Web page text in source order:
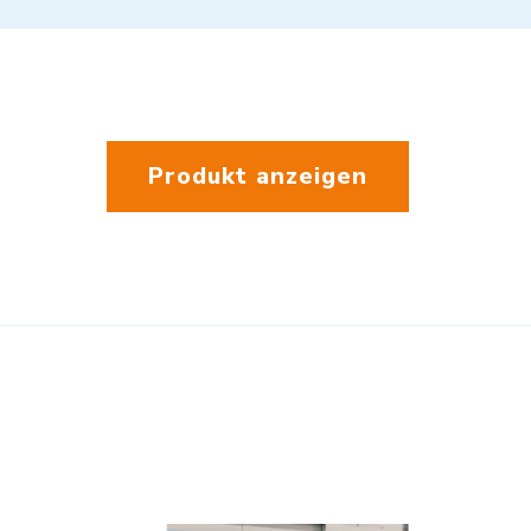
Produkt anzeigen